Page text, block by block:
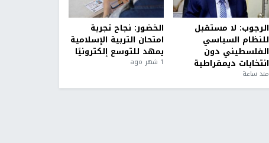
الرجوب: لا مستقبل
للنظام السياسي
الفلسطيني دون
انتخابات ديمقراطية
منذ ساعة
الخضور: نجاح تجربة
امتحان التربية الإسلامية
يمهد للتوسع إلكترونيًا
1 شهر ago